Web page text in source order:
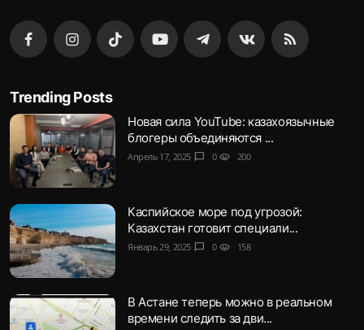
Trending Posts
Новая сила YouTube: казахоязычные
блогеры объединяются ...
Апрель 17, 2025 chat_bubble 0 visibility 200
Каспийское море под угрозой:
Казахстан готовит специали...
Январь 29, 2025 chat_bubble 0 visibility 158
В Астане теперь можно в реальном
времени следить за дви...